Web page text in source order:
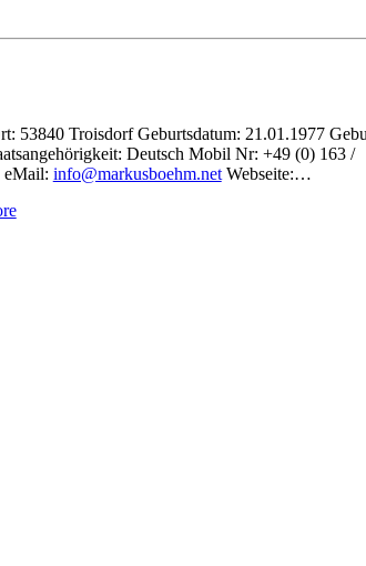
53840 Troisdorf Geburtsdatum: 21.01.1977
Deutsch Mobil Nr: +49 (0) 163 /
eMail: info@markusboehm.netWebseite:…